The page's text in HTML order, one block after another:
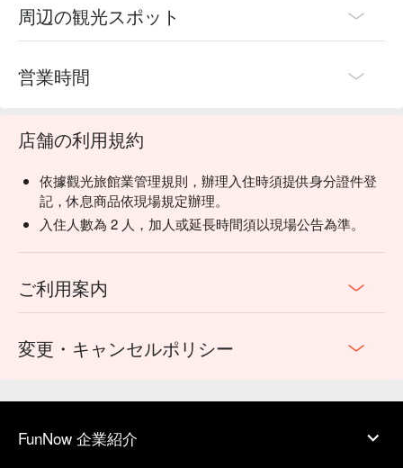
周辺の観光スポット
営業時間
店舗の利用規約
依據觀光旅館業管理規則，辦理入住時須提供身分證件登
記，休息商品依現場規定辦理。
入住人數為 2 人，加人或延長時間須以現場公告為準。
ご利用案内
変更・キャンセルポリシー
FunNow 企業紹介